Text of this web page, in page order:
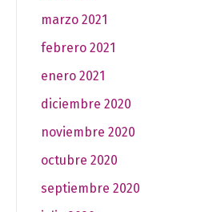
marzo 2021
febrero 2021
enero 2021
diciembre 2020
noviembre 2020
octubre 2020
septiembre 2020